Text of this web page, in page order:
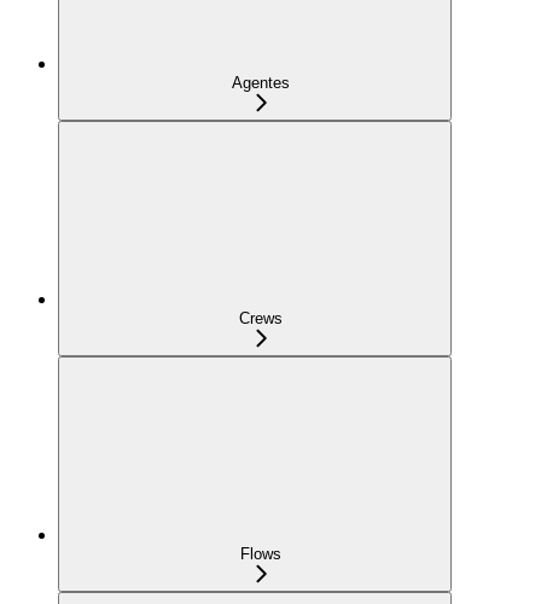
Agentes
Crews
Flows